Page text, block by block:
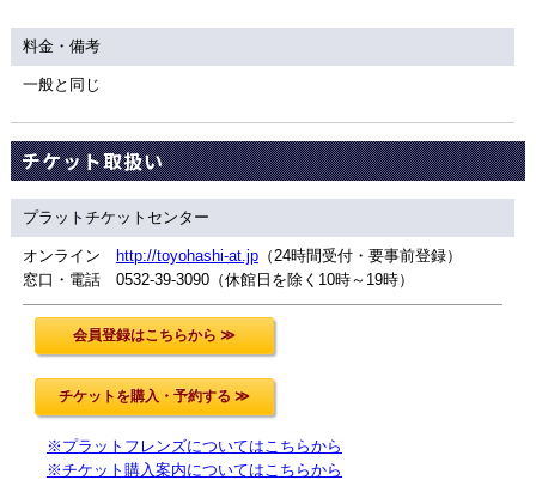
料金・備考
一般と同じ
チケット取扱い
プラットチケットセンター
オンライン http://toyohashi-at.jp（24時間受付・要事前登録）
窓口・電話 0532-39-3090（休館日を除く10時～19時）
※プラットフレンズについてはこちらから
※チケット購入案内についてはこちらから